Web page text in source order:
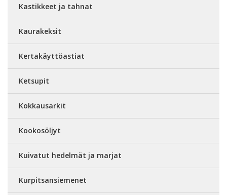
Kastikkeet ja tahnat
Kaurakeksit
Kertakäyttöastiat
Ketsupit
Kokkausarkit
Kookosöljyt
Kuivatut hedelmät ja marjat
Kurpitsansiemenet